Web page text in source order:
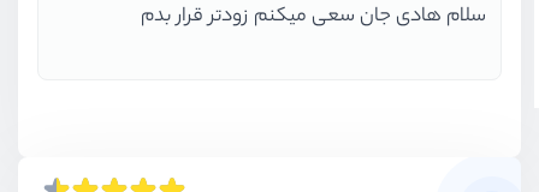
سلام هادی جان سعی میکنم زودتر قرار بدم